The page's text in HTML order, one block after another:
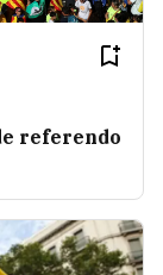
referendo